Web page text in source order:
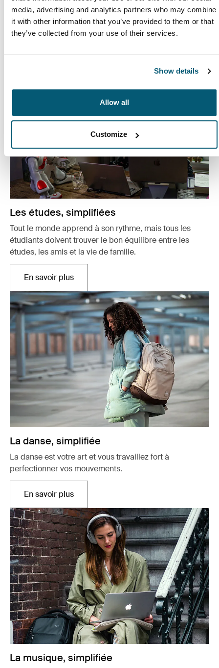
media, advertising and analytics partners who may combine
it with other information that you’ve provided to them or that
they’ve collected from your use of their services.
Show details
Allow all
Customize
rencontrer pour créer des choses qui seraient
impossibles à atteindre seul.
Ouvre dans un nouvel onglet
Les études, simplifiées
Tout le monde apprend à son rythme, mais tous les
étudiants doivent trouver le bon équilibre entre les
études, les amis et la vie de famille.
En savoir plusOuvre dans un nouvel onglet
La danse, simplifiée
La danse est votre art et vous travaillez fort à
perfectionner vos mouvements.
En savoir plusOuvre dans un nouvel onglet
La musique, simplifiée